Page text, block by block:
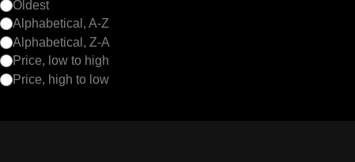
Oldest
Alphabetical, A-Z
Alphabetical, Z-A
Price, low to high
Price, high to low